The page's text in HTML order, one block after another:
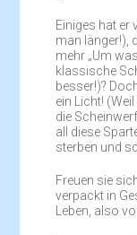
Einiges hat er
man länger!),
mehr „Um
klassische
besser!)?
ein Licht!
die
all diese
sterben und
Freuen sie
verpackt in
Leben, also